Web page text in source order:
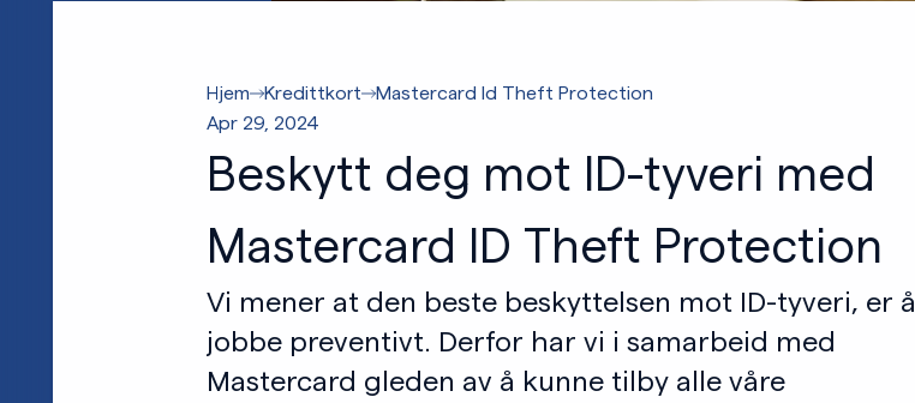
Hjem Kredittkort
Mastercard Id Theft Protection
Apr 29, 2024
Beskytt deg mot ID-tyveri med
Mastercard ID Theft Protection
Vi mener at den beste beskyttelsen mot ID-tyveri, er å
jobbe preventivt. Derfor har vi i samarbeid med
Mastercard gleden av å kunne tilby alle våre